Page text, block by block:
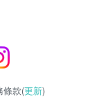
條款(更新)